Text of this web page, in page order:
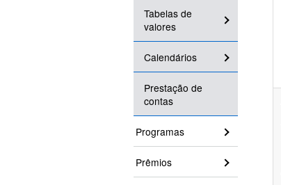
Tabelas de
valores
Calendários
Prestação de
contas
Programas
Prêmios